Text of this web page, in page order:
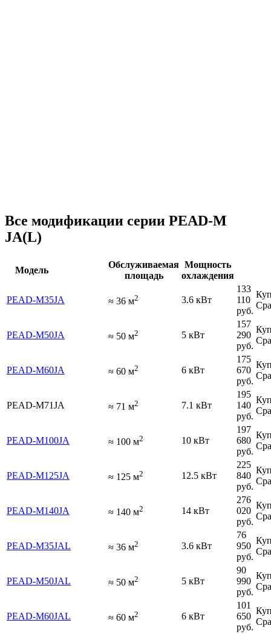
Все модификации серии PEAD-M
JA(L)
Модель
Обслуживаемая
площадь
Мощность
охлаждения
PEAD-M35JA ≈ 36 м2 3.6 кВт
133
110
руб.
PEAD-M50JA ≈ 50 м2 5 кВт
157
290
руб.
PEAD-M60JA ≈ 60 м2 6 кВт
175
670
руб.
PEAD-M71JA ≈ 71 м2 7.1 кВт
195
140
руб.
PEAD-M100JA ≈ 100 м2 10 кВт
197
680
руб.
PEAD-M125JA ≈ 125 м2 12.5 кВт
225
840
руб.
PEAD-M140JA ≈ 140 м2 14 кВт
276
020
руб.
PEAD-M35JAL ≈ 36 м2 3.6 кВт
76
950
руб.
PEAD-M50JAL ≈ 50 м2 5 кВт
90
990
руб.
PEAD-M60JAL ≈ 60 м2 6 кВт
101
650
руб.